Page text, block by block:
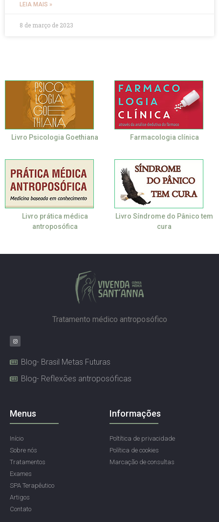
LEIA MAIS »
8 de março de 2023
Livro Psicologia Goethiana Farmacologia clínica
Livro prática médica
antroposófica
Livro Síndrome do Pânico tem
cura
Tratamento médico antroposófico
Blog- Brasil Metas Futuras
Blog- Reflexões antroposóficas
Menus
Início
Sobre nós
Tratamentos
Exames
SPA Terapêutico
Artigos
Contato
Informações
Poltítica de privacidade
Política de cookies
Marcação de consultas